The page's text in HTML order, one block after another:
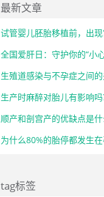
最新文章
生殖道感染与不孕症之间
生产时麻醉对胎儿有影响吗
为什么80%的胎停都发生在
tag标签